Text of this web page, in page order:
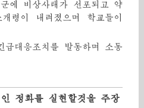
에 비상사태가 선포되고 약
령이 내려졌으며 학교들이
급대응조치를 발동하며 소동
정화를 실현할것을 주장